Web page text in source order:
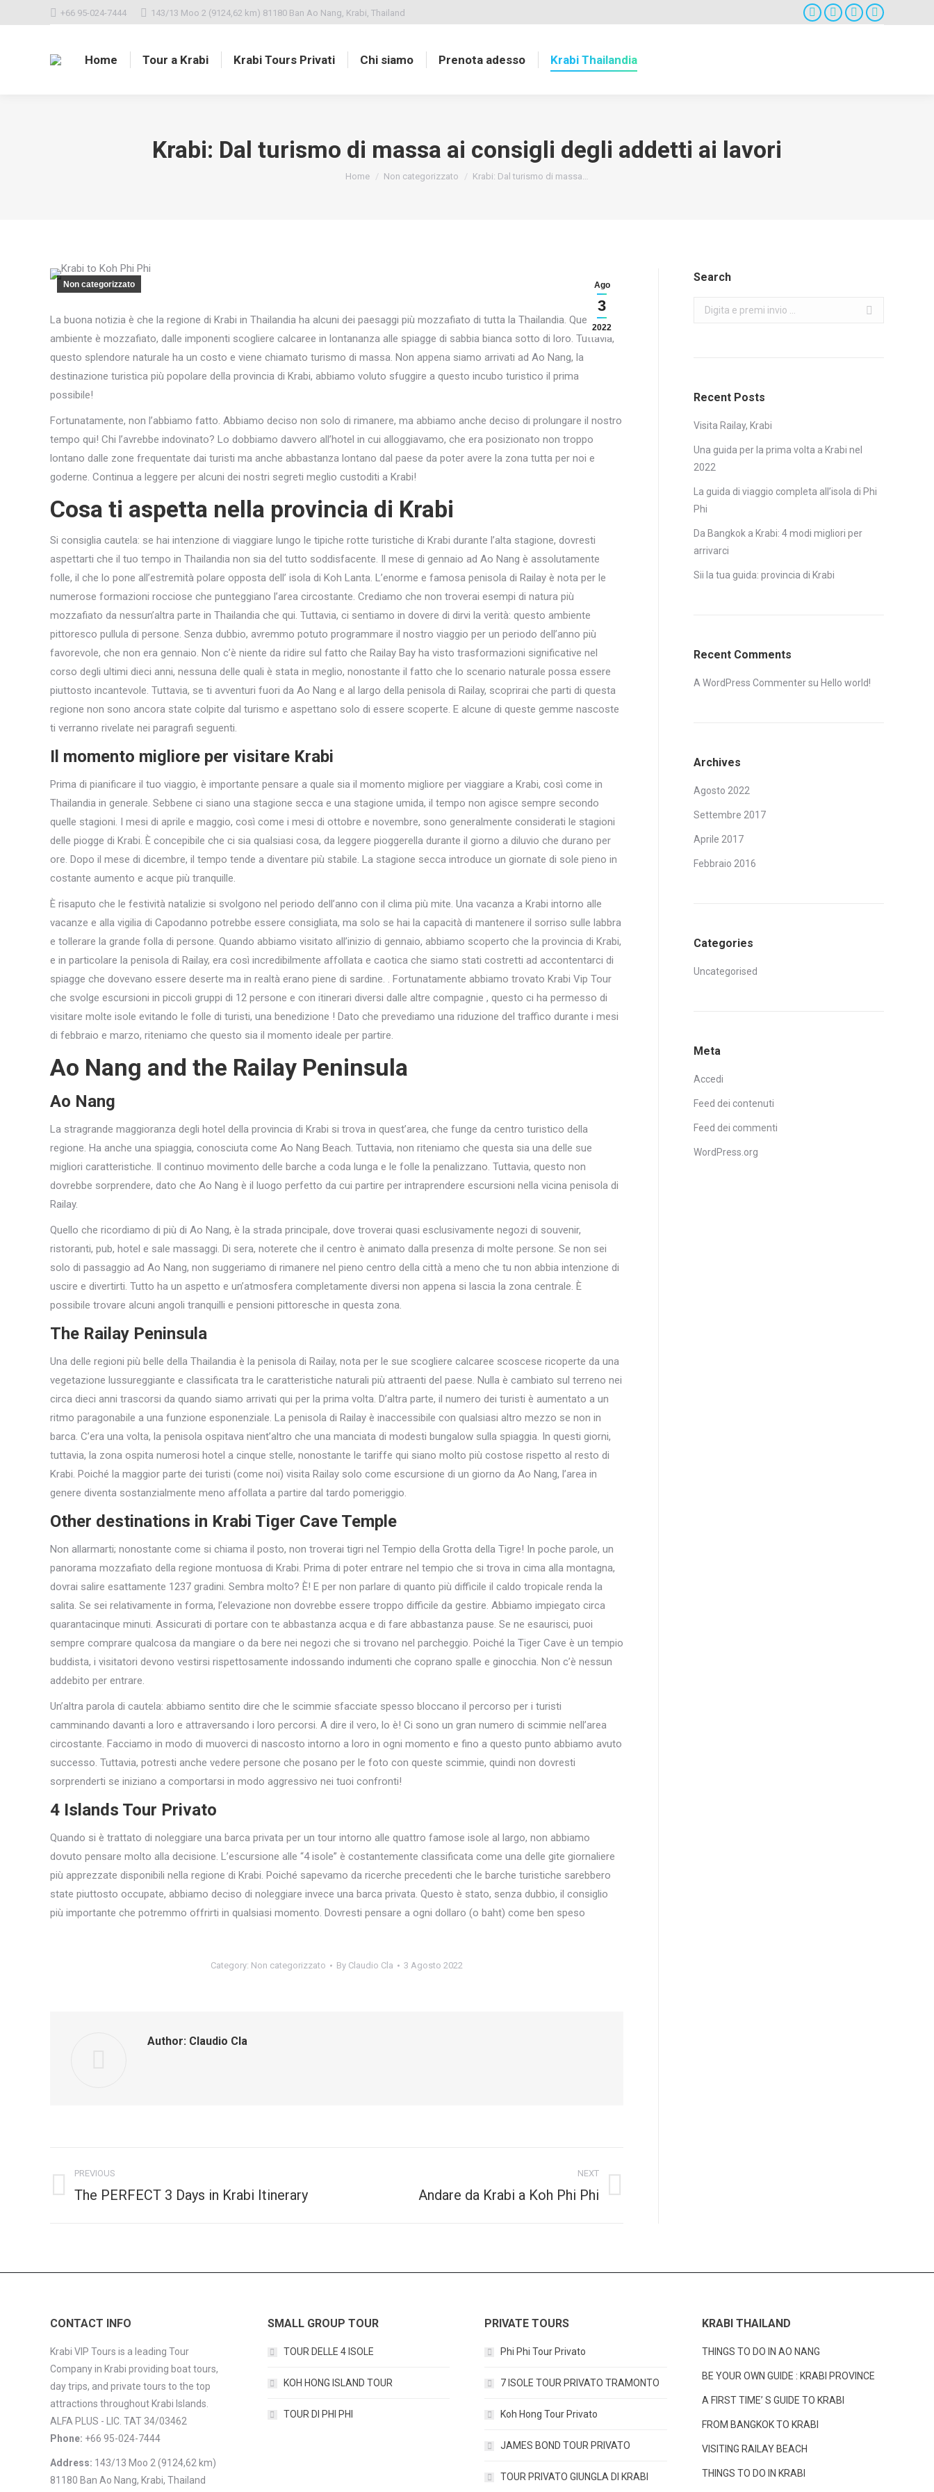
+66 95-024-7444 143/13 Moo 2 (9124,62 km) 81180 Ban Ao Nang, Krabi, Thailand
Facebook
TwitterGoogle+Instagram
Home Tour a Krabi Krabi Tours Privati Chi siamo Prenota adesso Krabi Thailandia
Krabi: Dal turismo di massa ai consigli degli addetti ai lavori
You are here:
Home Non categorizzato Krabi: Dal turismo di massa…
Ago
3
2022
Non categorizzato
La buona notizia è che la regione di Krabi in Thailandia ha alcuni dei paesaggi più mozzafiato di tutta la Thailandia. Questo
ambiente è mozzafiato, dalle imponenti scogliere calcaree in lontananza alle spiagge di sabbia bianca sotto di loro. Tuttavia,
questo splendore naturale ha un costo e viene chiamato turismo di massa. Non appena siamo arrivati ad Ao Nang, la
destinazione turistica più popolare della provincia di Krabi, abbiamo voluto sfuggire a questo incubo turistico il prima
possibile!
Fortunatamente, non l’abbiamo fatto. Abbiamo deciso non solo di rimanere, ma abbiamo anche deciso di prolungare il nostro
tempo qui! Chi l’avrebbe indovinato? Lo dobbiamo davvero all’hotel in cui alloggiavamo, che era posizionato non troppo
lontano dalle zone frequentate dai turisti ma anche abbastanza lontano dal paese da poter avere la zona tutta per noi e
goderne. Continua a leggere per alcuni dei nostri segreti meglio custoditi a Krabi!
Cosa ti aspetta nella provincia di Krabi
Si consiglia cautela: se hai intenzione di viaggiare lungo le tipiche rotte turistiche di Krabi durante l’alta stagione, dovresti
aspettarti che il tuo tempo in Thailandia non sia del tutto soddisfacente. Il mese di gennaio ad Ao Nang è assolutamente
folle, il che lo pone all’estremità polare opposta dell’ isola di Koh Lanta. L’enorme e famosa penisola di Railay è nota per le
numerose formazioni rocciose che punteggiano l’area circostante. Crediamo che non troverai esempi di natura più
mozzafiato da nessun’altra parte in Thailandia che qui. Tuttavia, ci sentiamo in dovere di dirvi la verità: questo ambiente
pittoresco pullula di persone. Senza dubbio, avremmo potuto programmare il nostro viaggio per un periodo dell’anno più
favorevole, che non era gennaio. Non c’è niente da ridire sul fatto che Railay Bay ha visto trasformazioni significative nel
corso degli ultimi dieci anni, nessuna delle quali è stata in meglio, nonostante il fatto che lo scenario naturale possa essere
piuttosto incantevole. Tuttavia, se ti avventuri fuori da Ao Nang e al largo della penisola di Railay, scoprirai che parti di questa
regione non sono ancora state colpite dal turismo e aspettano solo di essere scoperte. E alcune di queste gemme nascoste
ti verranno rivelate nei paragrafi seguenti.
Il momento migliore per visitare Krabi
Prima di pianificare il tuo viaggio, è importante pensare a quale sia il momento migliore per viaggiare a Krabi, così come in
Thailandia in generale. Sebbene ci siano una stagione secca e una stagione umida, il tempo non agisce sempre secondo
quelle stagioni. I mesi di aprile e maggio, così come i mesi di ottobre e novembre, sono generalmente considerati le stagioni
delle piogge di Krabi. È concepibile che ci sia qualsiasi cosa, da leggere pioggerella durante il giorno a diluvio che durano per
ore. Dopo il mese di dicembre, il tempo tende a diventare più stabile. La stagione secca introduce un giornate di sole pieno in
costante aumento e acque più tranquille.
È risaputo che le festività natalizie si svolgono nel periodo dell’anno con il clima più mite. Una vacanza a Krabi intorno alle
vacanze e alla vigilia di Capodanno potrebbe essere consigliata, ma solo se hai la capacità di mantenere il sorriso sulle labbra
e tollerare la grande folla di persone. Quando abbiamo visitato all’inizio di gennaio, abbiamo scoperto che la provincia di Krabi,
e in particolare la penisola di Railay, era così incredibilmente affollata e caotica che siamo stati costretti ad accontentarci di
spiagge che dovevano essere deserte ma in realtà erano piene di sardine. . Fortunatamente abbiamo trovato Krabi Vip Tour
che svolge escursioni in piccoli gruppi di 12 persone e con itinerari diversi dalle altre compagnie , questo ci ha permesso di
visitare molte isole evitando le folle di turisti, una benedizione ! Dato che prevediamo una riduzione del traffico durante i mesi
di febbraio e marzo, riteniamo che questo sia il momento ideale per partire.
Ao Nang and the Railay Peninsula
Ao Nang
La stragrande maggioranza degli hotel della provincia di Krabi si trova in quest’area, che funge da centro turistico della
regione. Ha anche una spiaggia, conosciuta come Ao Nang Beach. Tuttavia, non riteniamo che questa sia una delle sue
migliori caratteristiche. Il continuo movimento delle barche a coda lunga e le folle la penalizzano. Tuttavia, questo non
dovrebbe sorprendere, dato che Ao Nang è il luogo perfetto da cui partire per intraprendere escursioni nella vicina penisola di
Railay.
Quello che ricordiamo di più di Ao Nang, è la strada principale, dove troverai quasi esclusivamente negozi di souvenir,
ristoranti, pub, hotel e sale massaggi. Di sera, noterete che il centro è animato dalla presenza di molte persone. Se non sei
solo di passaggio ad Ao Nang, non suggeriamo di rimanere nel pieno centro della città a meno che tu non abbia intenzione di
uscire e divertirti. Tutto ha un aspetto e un’atmosfera completamente diversi non appena si lascia la zona centrale. È
possibile trovare alcuni angoli tranquilli e pensioni pittoresche in questa zona.
The Railay Peninsula
Una delle regioni più belle della Thailandia è la penisola di Railay, nota per le sue scogliere calcaree scoscese ricoperte da una
vegetazione lussureggiante e classificata tra le caratteristiche naturali più attraenti del paese. Nulla è cambiato sul terreno nei
circa dieci anni trascorsi da quando siamo arrivati qui per la prima volta. D’altra parte, il numero dei turisti è aumentato a un
ritmo paragonabile a una funzione esponenziale. La penisola di Railay è inaccessibile con qualsiasi altro mezzo se non in
barca. C’era una volta, la penisola ospitava nient’altro che una manciata di modesti bungalow sulla spiaggia. In questi giorni,
tuttavia, la zona ospita numerosi hotel a cinque stelle, nonostante le tariffe qui siano molto più costose rispetto al resto di
Krabi. Poiché la maggior parte dei turisti (come noi) visita Railay solo come escursione di un giorno da Ao Nang, l’area in
genere diventa sostanzialmente meno affollata a partire dal tardo pomeriggio.
Other destinations in Krabi Tiger Cave Temple
Non allarmarti; nonostante come si chiama il posto, non troverai tigri nel Tempio della Grotta della Tigre! In poche parole, un
panorama mozzafiato della regione montuosa di Krabi. Prima di poter entrare nel tempio che si trova in cima alla montagna,
dovrai salire esattamente 1237 gradini. Sembra molto? È! E per non parlare di quanto più difficile il caldo tropicale renda la
salita. Se sei relativamente in forma, l’elevazione non dovrebbe essere troppo difficile da gestire. Abbiamo impiegato circa
quarantacinque minuti. Assicurati di portare con te abbastanza acqua e di fare abbastanza pause. Se ne esaurisci, puoi
sempre comprare qualcosa da mangiare o da bere nei negozi che si trovano nel parcheggio. Poiché la Tiger Cave è un tempio
buddista, i visitatori devono vestirsi rispettosamente indossando indumenti che coprano spalle e ginocchia. Non c’è nessun
addebito per entrare.
Un’altra parola di cautela: abbiamo sentito dire che le scimmie sfacciate spesso bloccano il percorso per i turisti
camminando davanti a loro e attraversando i loro percorsi. A dire il vero, lo è! Ci sono un gran numero di scimmie nell’area
circostante. Facciamo in modo di muoverci di nascosto intorno a loro in ogni momento e fino a questo punto abbiamo avuto
successo. Tuttavia, potresti anche vedere persone che posano per le foto con queste scimmie, quindi non dovresti
sorprenderti se iniziano a comportarsi in modo aggressivo nei tuoi confronti!
4 Islands Tour Privato
Quando si è trattato di noleggiare una barca privata per un tour intorno alle quattro famose isole al largo, non abbiamo
dovuto pensare molto alla decisione. L’escursione alle “4 isole” è costantemente classificata come una delle gite giornaliere
più apprezzate disponibili nella regione di Krabi. Poiché sapevamo da ricerche precedenti che le barche turistiche sarebbero
state piuttosto occupate, abbiamo deciso di noleggiare invece una barca privata. Questo è stato, senza dubbio, il consiglio
più importante che potremmo offrirti in qualsiasi momento. Dovresti pensare a ogni dollaro (o baht) come ben speso
Category: Non categorizzato By Claudio Cla 3 Agosto 2022
Author: Claudio Cla
navigation
PREVIOUS
Previous
The PERFECT 3 Days in Krabi Itinerary
NEXT
Andare da Krabi a Koh Phi Phi
Search
Search:
Recent Posts
Visita Railay, Krabi
Una guida per la prima volta a Krabi nel
2022
La guida di viaggio completa all’isola di Phi
Phi
Da Bangkok a Krabi: 4 modi migliori per
arrivarci
Sii la tua guida: provincia di Krabi
Recent Comments
A WordPress Commentersu Hello world!
Archives
Agosto 2022
Settembre 2017
Aprile 2017
Febbraio 2016
Categories
Uncategorised
Meta
Accedi
Feed dei contenuti
Feed dei commenti
WordPress.org
CONTACT INFO
Krabi VIP Tours is a leading Tour
Company in Krabi providing boat tours,
day trips, and private tours to the top
attractions throughout Krabi Islands.
ALFA PLUS - LIC. TAT 34/03462
Phone: +66 95-024-7444
Address: 143/13 Moo 2 (9124,62 km)
81180 Ban Ao Nang, Krabi, Thailand
SMALL GROUP TOUR
TOUR DELLE 4 ISOLE
KOH HONG ISLAND TOUR
TOUR DI PHI PHI
PRIVATE TOURS
Phi Phi Tour Privato
7 ISOLE TOUR PRIVATO TRAMONTO
Koh Hong Tour Privato
JAMES BOND TOUR PRIVATO
TOUR PRIVATO GIUNGLA DI KRABI
KRABI THAILAND
THINGS TO DO IN AO NANG
BE YOUR OWN GUIDE : KRABI PROVINCE
A FIRST TIME’ S GUIDE TO KRABI
FROM BANGKOK TO KRABI
VISITING RAILAY BEACH
THINGS TO DO IN KRABI